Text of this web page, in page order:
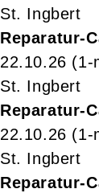
St. Ingbert
Reparatur-
22.10.26 (1-
St. Ingbert
Reparatur-
22.10.26 (1-
St. Ingbert
Reparatur-